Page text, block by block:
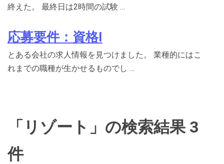
終えた。 最終日は2時間の試験 …
応募要件：資格I
とある会社の求人情報を見つけました。 業種的にはこ
れまでの職種が生かせるものでし …
「リゾート」の検索結果 3
件